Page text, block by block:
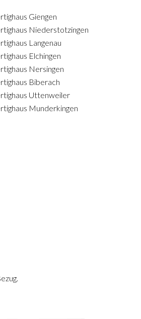
Giengen
Niederstotzingen
Langenau
Elchingen
Nersingen
Biberach
Uttenweiler
Munderkingen